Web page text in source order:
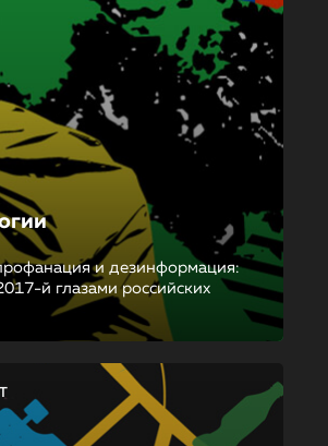
и дезинформация:
й глазами российских